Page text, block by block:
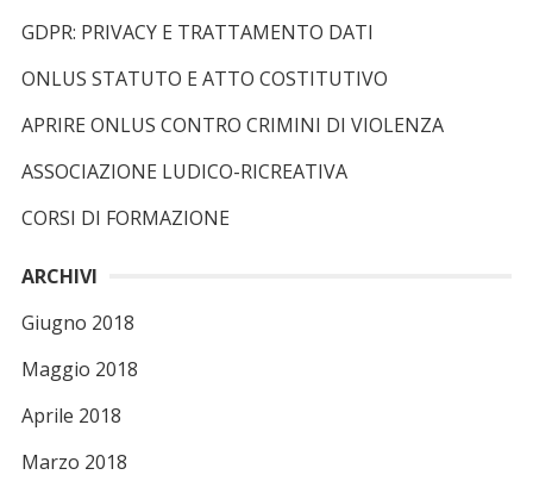
r
c
p
e
:
GDPR: PRIVACY E TRATTAMENTO DATI
ONLUS STATUTO E ATTO COSTITUTIVO
APRIRE ONLUS CONTRO CRIMINI DI VIOLENZA
ASSOCIAZIONE LUDICO-RICREATIVA
CORSI DI FORMAZIONE
ARCHIVI
Giugno 2018
Maggio 2018
Aprile 2018
Marzo 2018